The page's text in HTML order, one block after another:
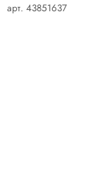
арт. 43851637